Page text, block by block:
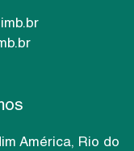
América, Rio do